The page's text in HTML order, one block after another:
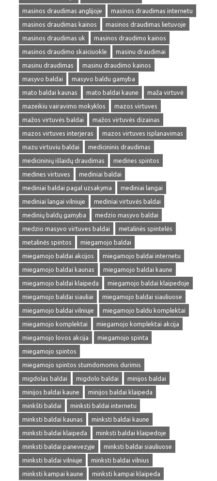
masinos draudimas anglijoje
masinos draudimas internetu
masinos draudimas kainos
masinos draudimas lietuvoje
masinos draudimas uk
masinos draudimo kainos
masinos draudimo skaiciuokle
masinu draudimai
masinu draudimas
masinu draudimo kainos
masyvo baldai
masyvo baldu gamyba
mato baldai kaunas
mato baldai kaune
maža virtuvė
mazeikiu vairavimo mokyklos
mazos virtuves
mažos virtuvės baldai
mažos virtuvės dizainas
mazos virtuves interjeras
mazos virtuves isplanavimas
mazu virtuviu baldai
medicininis draudimas
medicininių išlaidų draudimas
medines spintos
medines virtuves
mediniai baldai
mediniai baldai pagal uzsakyma
mediniai langai
mediniai langai vilniuje
mediniai virtuvės baldai
medinių baldų gamyba
medzio masyvo baldai
medzio masyvo virtuves baldai
metalinės spintelės
metalinės spintos
miegamojo baldai
miegamojo baldai akcijos
miegamojo baldai internetu
miegamojo baldai kaunas
miegamojo baldai kaune
miegamojo baldai klaipeda
miegamojo baldai klaipedoje
miegamojo baldai siauliai
miegamojo baldai siauliuose
miegamojo baldai vilniuje
miegamojo baldu komplektai
miegamojo komplektai
miegamojo komplektai akcija
miegamojo lovos akcija
miegamojo spinta
miegamojo spintos
miegamojo spintos stumdomomis durimis
migdolas baldai
migdolo baldai
minijos baldai
minijos baldai kaune
minijos baldai klaipeda
minkšti baldai
minksti baldai internetu
minksti baldai kaunas
minksti baldai kaune
minksti baldai klaipeda
minksti baldai klaipedoje
minksti baldai panevezyje
minksti baldai siauliuose
minksti baldai vilniuje
minksti baldai vilnius
minksti kampai kaune
minksti kampai klaipeda